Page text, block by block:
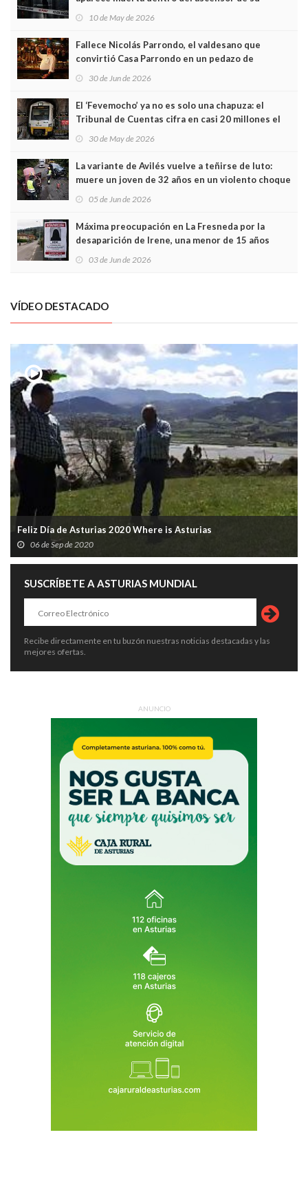
edificio y las cámaras captan sus últimos minutos
10 de May de 2026
Fallece Nicolás Parrondo, el valdesano que
convirtió Casa Parrondo en un pedazo de
Asturias en Madrid
30 de Jun de 2026
El ‘Fevemocho’ ya no es solo una chapuza: el
Tribunal de Cuentas cifra en casi 20 millones el
sobrecoste de los trenes que no cabían por los
30 de May de 2026
La variante de Avilés vuelve a teñirse de luto:
muere un joven de 32 años en un violento choque
frontal
05 de Jun de 2026
Máxima preocupación en La Fresneda por la
desaparición de Irene, una menor de 15 años
03 de Jun de 2026
VÍDEO DESTACADO
Feliz Día de Asturias 2020 Where is Asturias
06 de Sep de 2020
SUSCRÍBETE A ASTURIAS MUNDIAL
Recibe directamente en tu buzón nuestras noticias destacadas y las
mejores ofertas.
ANUNCIO